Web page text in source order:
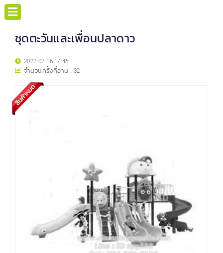
ชุดตะวันและเพื่อนปลาดาว
2022-02-16 14:46
จำนวนครั้งที่อ่าน : 32